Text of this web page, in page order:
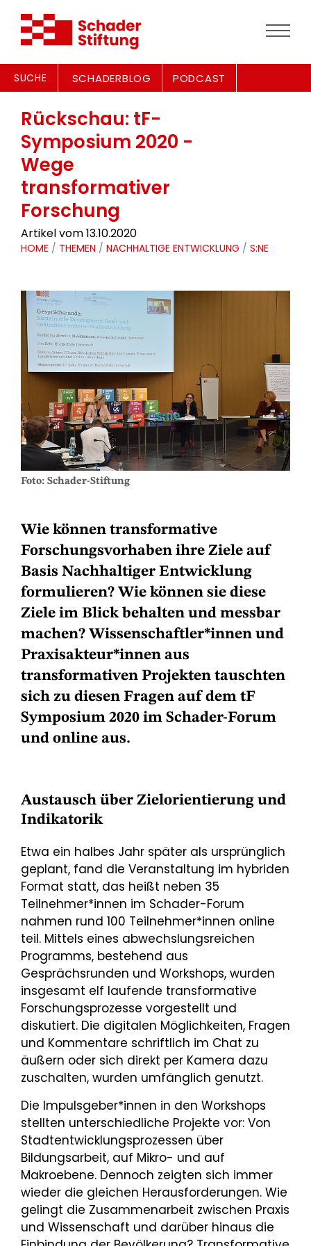
SUCHE SCHADERBLOG PODCAST
Rückschau: tF-
Symposium 2020 -
Wege
transformativer
Forschung
Artikel vom 13.10.2020
HOME / THEMEN / NACHHALTIGE ENTWICKLUNG / S:NE
Foto: Schader-Stiftung
Wie können transformative
Forschungsvorhaben ihre Ziele auf
Basis Nachhaltiger Entwicklung
formulieren? Wie können sie diese
Ziele im Blick behalten und messbar
machen? Wissenschaftler*innen und
Praxisakteur*innen aus
transformativen Projekten tauschten
sich zu diesen Fragen auf dem tF
Symposium 2020 im Schader-Forum
und online aus.
Austausch über Zielorientierung und
Indikatorik
Etwa ein halbes Jahr später als ursprünglich
geplant, fand die Veranstaltung im hybriden
Format statt, das heißt neben 35
Teilnehmer*innen im Schader-Forum
nahmen rund 100 Teilnehmer*innen online
teil. Mittels eines abwechslungsreichen
Programms, bestehend aus
Gesprächsrunden und Workshops, wurden
insgesamt elf laufende transformative
Forschungsprozesse vorgestellt und
diskutiert. Die digitalen Möglichkeiten, Fragen
und Kommentare schriftlich im Chat zu
äußern oder sich direkt per Kamera dazu
zuschalten, wurden umfänglich genutzt.
Die Impulsgeber*innen in den Workshops
stellten unterschiedliche Projekte vor: Von
Stadtentwicklungsprozessen über
Bildungsarbeit, auf Mikro- und auf
Makroebene. Dennoch zeigten sich immer
wieder die gleichen Herausforderungen. Wie
gelingt die Zusammenarbeit zwischen Praxis
und Wissenschaft und darüber hinaus die